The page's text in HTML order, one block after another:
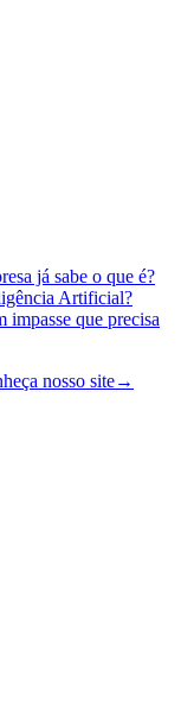
já sabe o que é?
Artificial?
impasse que precisa
nosso site→